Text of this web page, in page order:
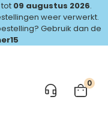
tot 09 augustus 2026.
weer verwerkt.
Gebruik dan de
0